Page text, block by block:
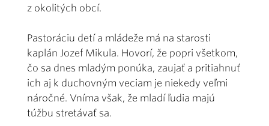
z okolitých obcí.
Pastoráciu detí a mládeže má na starosti
kaplán Jozef Mikula. Hovorí, že popri všetkom,
čo sa dnes mladým ponúka, zaujať a pritiahnuť
ich aj k duchovným veciam je niekedy veľmi
náročné. Vníma však, že mladí ľudia majú
túžbu stretávať sa.